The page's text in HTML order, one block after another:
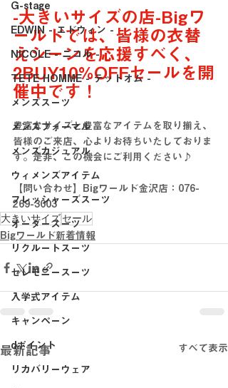
G-stage
EDWIN - エドウィン -
NICOLE - ニコル -
TETE HOMME - テットオム -
メンズスーツ
メンズフォーマル
メンズカジュアル
ウィメンズアイテム
フレッシャーズスーツ
オーダースーツ
リクルートスーツ
セレモニースーツ
入学式アイテム
キャンペーン
dポイント
リカバリーウェア
-大きいサイズの店-Bigワ
ールドでは、皆様の衣替
えシーンを応援すべく、
2BUY10%OFFセールを開
催中です！
豊富なサイズと豊富なアイテムを取り揃え、
皆様のご来店、心よりお待ちいたしておりま
す。是非、この機会にご利用ください♪
【問い合わせ】Bigワールド金沢店：076-
269-3003
大きいサイズセール
Bigワールド新着情報
最新記事 すべて表示